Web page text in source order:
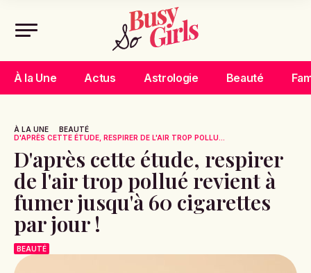
À la Une Actus Astrologie Beauté
À LA UNE
BEAUTÉ
D'APRÈS CETTE ÉTUDE, RESPIRER DE L'AIR TROP POLLU...
D'après cette étude, respirer
de l'air trop pollué revient à
fumer jusqu'à 60 cigarettes
par jour !
BEAUTÉ